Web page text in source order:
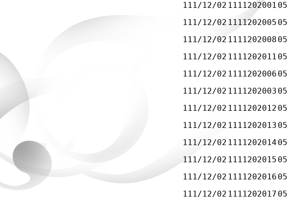
111/12/02 1111202001
111/12/02 1111202005
111/12/02 1111202008
111/12/02 1111202011
111/12/02 1111202006
111/12/02 1111202003
111/12/02 1111202012
111/12/02 1111202013
111/12/02 1111202014
111/12/02 1111202015
111/12/02 1111202016
111/12/02 1111202017